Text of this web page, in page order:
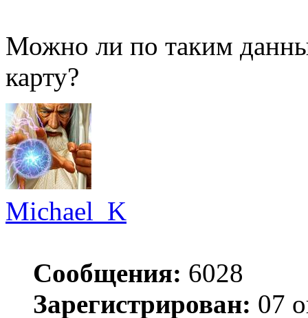
Можно ли по таким
карту?
Michael_K
Сообщения: 6028
Зарегистрирован: 07